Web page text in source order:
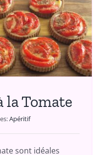
la Tomate
Apéritif
sont idéales